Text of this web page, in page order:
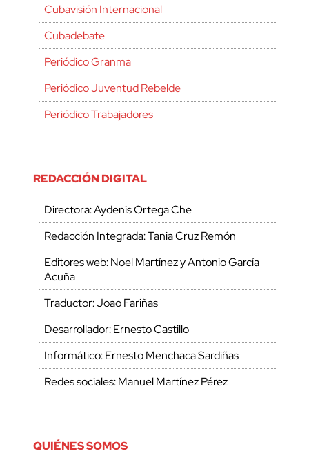
Cubavisión Internacional
Cubadebate
Periódico Granma
Periódico Juventud Rebelde
Periódico Trabajadores
REDACCIÓN DIGITAL
Directora: Aydenis Ortega Che
Redacción Integrada: Tania Cruz Remón
Editores web: Noel Martínez y Antonio García
Acuña
Traductor: Joao Fariñas
Desarrollador: Ernesto Castillo
Informático: Ernesto Menchaca Sardiñas
Redes sociales: Manuel Martínez Pérez
QUIÉNES SOMOS